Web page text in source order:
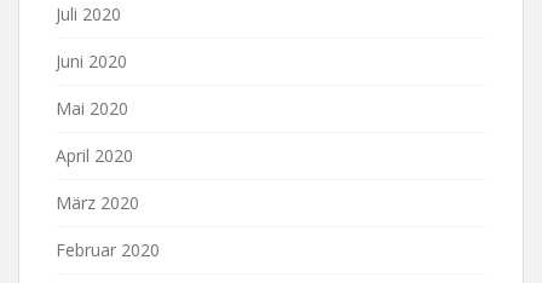
Juli 2020
Juni 2020
Mai 2020
April 2020
März 2020
Februar 2020